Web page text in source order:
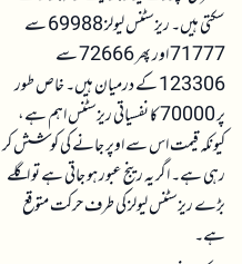
سکتی ہیں۔ ریزسٹنس لیولز 69988 سے
71777 اور پھر 72666 سے
123306 کے درمیان ہیں۔ خاص طور
پر 70000 کا نفسیاتی ریزسٹنس اہم ہے،
کیونکہ قیمت اس سے اوپر جانے کی کوشش کر
رہی ہے۔ اگر یہ رینج عبور ہو جاتی ہے تو اگلے
بڑے ریزسٹنس لیولز کی طرف حرکت متوقع
ہے۔